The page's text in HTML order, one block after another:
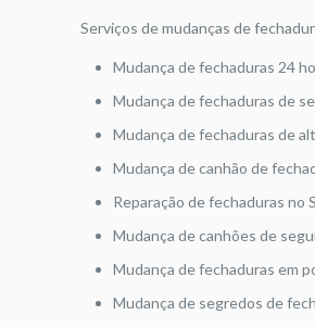
Serviços de mudanças de
Mudança de fechaduras 24
Mudança de fechaduras de
Mudança de fechaduras de
Mudança de canhão de
Reparação de fechaduras no
Mudança de canhões de
Mudança de fechaduras em
Mudança de segredos de